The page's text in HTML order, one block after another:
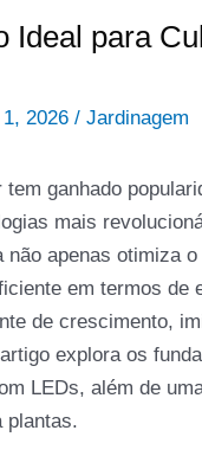
Ideal para
2026 / Jardinagem
ganhado
mais
não apenas otimiza
em termos de
de crescimento,
explora os
LEDs, além de
plantas.